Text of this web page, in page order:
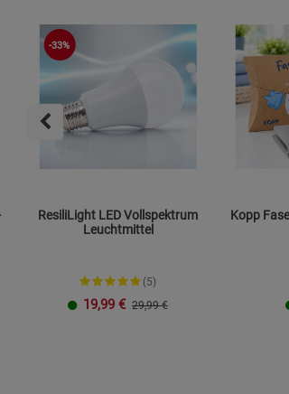
-33%
ResiliLight LED Vollspektrum
Leuchtmittel
(5)
19,99 € 29,99 €
Kopp